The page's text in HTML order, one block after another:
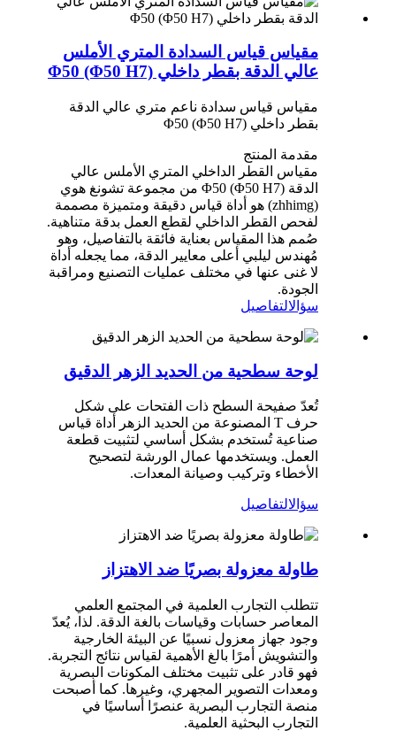
مقياس قياس السدادة المتري الأملس
عالي الدقة بقطر داخلي Φ50 (Φ50 H7)
مقياس قياس سدادة ناعم متري عالي الدقة
بقطر داخلي Φ50 (Φ50 H7)
مقدمة المنتج
مقياس القطر الداخلي المتري الأملس عالي
الدقة Φ50 (Φ50 H7) من مجموعة تشونغ هوي
(zhhimg) هو أداة قياس دقيقة ومتميزة مصممة
لفحص القطر الداخلي لقطع العمل بدقة متناهية.
صُمم هذا المقياس بعناية فائقة بالتفاصيل، وهو
مُهندس ليلبي أعلى معايير الدقة، مما يجعله أداة
لا غنى عنها في مختلف عمليات التصنيع ومراقبة
الجودة.
سؤالالتفاصيل
لوحة سطحية من الحديد الزهر الدقيق
تُعدّ صفيحة السطح ذات الفتحات على شكل
حرف T المصنوعة من الحديد الزهر أداة قياس
صناعية تُستخدم بشكل أساسي لتثبيت قطعة
العمل. ويستخدمها عمال الورشة لتصحيح
الأخطاء وتركيب وصيانة المعدات.
سؤالالتفاصيل
طاولة معزولة بصريًا ضد الاهتزاز
تتطلب التجارب العلمية في المجتمع العلمي
المعاصر حسابات وقياسات بالغة الدقة. لذا، يُعدّ
وجود جهاز معزول نسبيًا عن البيئة الخارجية
والتشويش أمرًا بالغ الأهمية لقياس نتائج التجربة.
فهو قادر على تثبيت مختلف المكونات البصرية
ومعدات التصوير المجهري، وغيرها. كما أصبحت
منصة التجارب البصرية عنصرًا أساسيًا في
التجارب البحثية العلمية.